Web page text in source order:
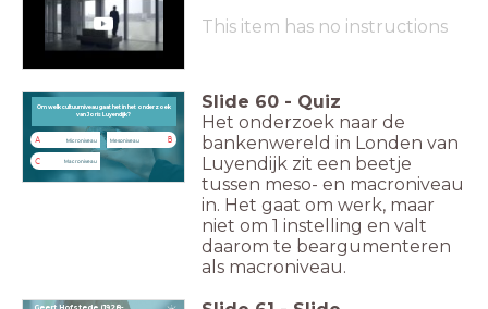
This item has no instructions
Om welk cultuurniveau gaat het in het onderzoek
van Joris Luyendijk?
A Microniveau B
Mesoniveau
C Macroniveau
Slide 60 - Quiz
Het onderzoek naar de
bankenwereld in Londen van
Luyendijk zit een beetje
tussen meso- en macroniveau
in. Het gaat om werk, maar
niet om 1 instelling en valt
daarom te beargumenteren
als macroniveau.